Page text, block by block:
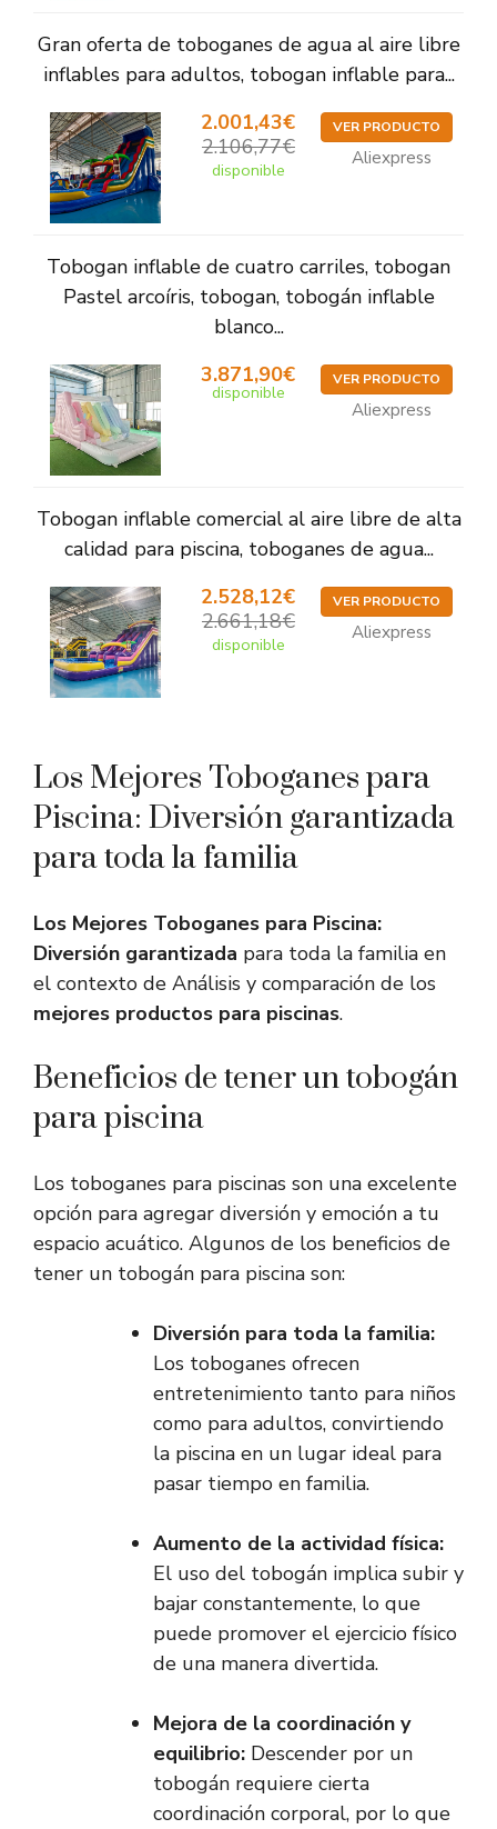
Gran oferta de toboganes de agua al aire libre
inflables para adultos, tobogan inflable para...
2.001,43€
2.106,77€
disponible
VER PRODUCTO
Aliexpress
Tobogan inflable de cuatro carriles, tobogan
Pastel arcoíris, tobogan, tobogán inflable
blanco...
3.871,90€
disponible
VER PRODUCTO
Aliexpress
Tobogan inflable comercial al aire libre de alta
calidad para piscina, toboganes de agua...
2.528,12€
2.661,18€
disponible
VER PRODUCTO
Aliexpress
Los Mejores Toboganes para
Piscina: Diversión garantizada
para toda la familia
Los Mejores Toboganes para Piscina:
Diversión garantizada para toda la familia en
el contexto de Análisis y comparación de los
mejores productos para piscinas.
Beneficios de tener un tobogán
para piscina
Los toboganes para piscinas son una excelente
opción para agregar diversión y emoción a tu
espacio acuático. Algunos de los beneficios de
tener un tobogán para piscina son:
Diversión para toda la familia:
Los toboganes ofrecen
entretenimiento tanto para niños
como para adultos, convirtiendo
la piscina en un lugar ideal para
pasar tiempo en familia.
Aumento de la actividad física:
El uso del tobogán implica subir y
bajar constantemente, lo que
puede promover el ejercicio físico
de una manera divertida.
Mejora de la coordinación y
equilibrio: Descender por un
tobogán requiere cierta
coordinación corporal, por lo que